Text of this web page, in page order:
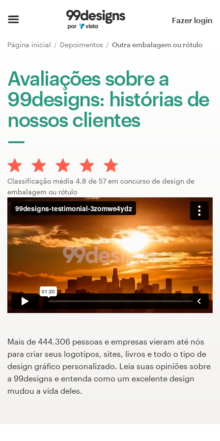
Fazer login
Página inicial Depoimentos Outra embalagem ou rótulo
Avaliações sobre a
99designs: histórias de
nossos clientes
Classificação média 4,8 de 57 em concurso de design de
embalagem ou rótulo
Mais de 444.306 pessoas e empresas vieram até nós
para criar seus logotipos, sites, livros e todo o tipo de
design gráfico personalizado. Leia suas opiniões sobre
a 99designs e entenda como um excelente design
mudou a vida deles.
Página inicial
Pesquisar categorias
Como funciona
Encontre um designer
Inspiração
99designs Pro
Serviços
de
design
Concursos de designs
Projetos 1-para-1
Encontre um designer
Veja inspirações
99designs Pro